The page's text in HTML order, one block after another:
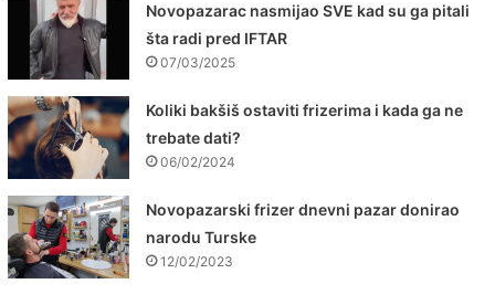
Novopazarac nasmijao SVE kad su ga pitali
šta radi pred IFTAR
07/03/2025
Koliki bakšiš ostaviti frizerima i kada ga ne
trebate dati?
06/02/2024
Novopazarski frizer dnevni pazar donirao
narodu Turske
12/02/2023